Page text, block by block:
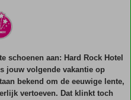
schoenen aan: Hard Rock Hotel
jouw volgende vakantie op
bekend om de eeuwige lente,
vertoeven. Dat klinkt toch